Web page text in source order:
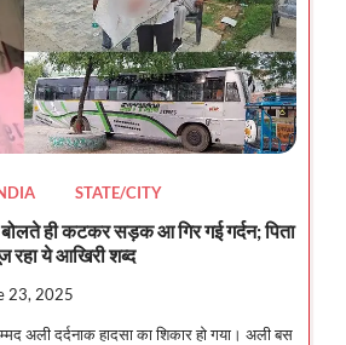
STATE/CITY
ही कटकर सड़क आ गिर गई गर्दन; पिता
ये आखिरी शब्द
23, 2025
अली दर्दनाक हादसा का शिकार हो गया। अली बस